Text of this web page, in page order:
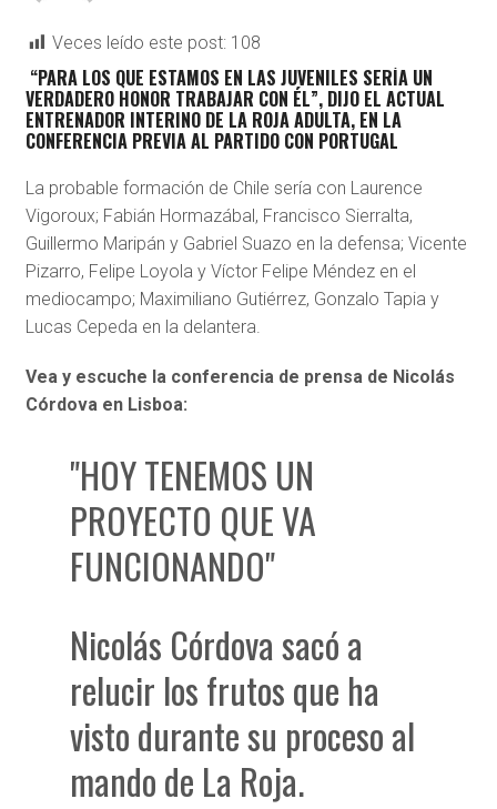
Veces leído este post: 108
“PARA LOS QUE ESTAMOS EN LAS JUVENILES SERÍA UN
VERDADERO HONOR TRABAJAR CON ÉL”, DIJO EL ACTUAL
ENTRENADOR INTERINO DE LA ROJA ADULTA, EN LA
CONFERENCIA PREVIA AL PARTIDO CON PORTUGAL
La probable formación de Chile sería con Laurence
Vigoroux; Fabián Hormazábal, Francisco Sierralta,
Guillermo Maripán y Gabriel Suazo en la defensa; Vicente
Pizarro, Felipe Loyola y Víctor Felipe Méndez en el
mediocampo; Maximiliano Gutiérrez, Gonzalo Tapia y
Lucas Cepeda en la delantera.
Vea y escuche la conferencia de prensa de Nicolás
Córdova en Lisboa:
"HOY TENEMOS UN
PROYECTO QUE VA
FUNCIONANDO"
Nicolás Córdova sacó a
relucir los frutos que ha
visto durante su proceso al
mando de La Roja.